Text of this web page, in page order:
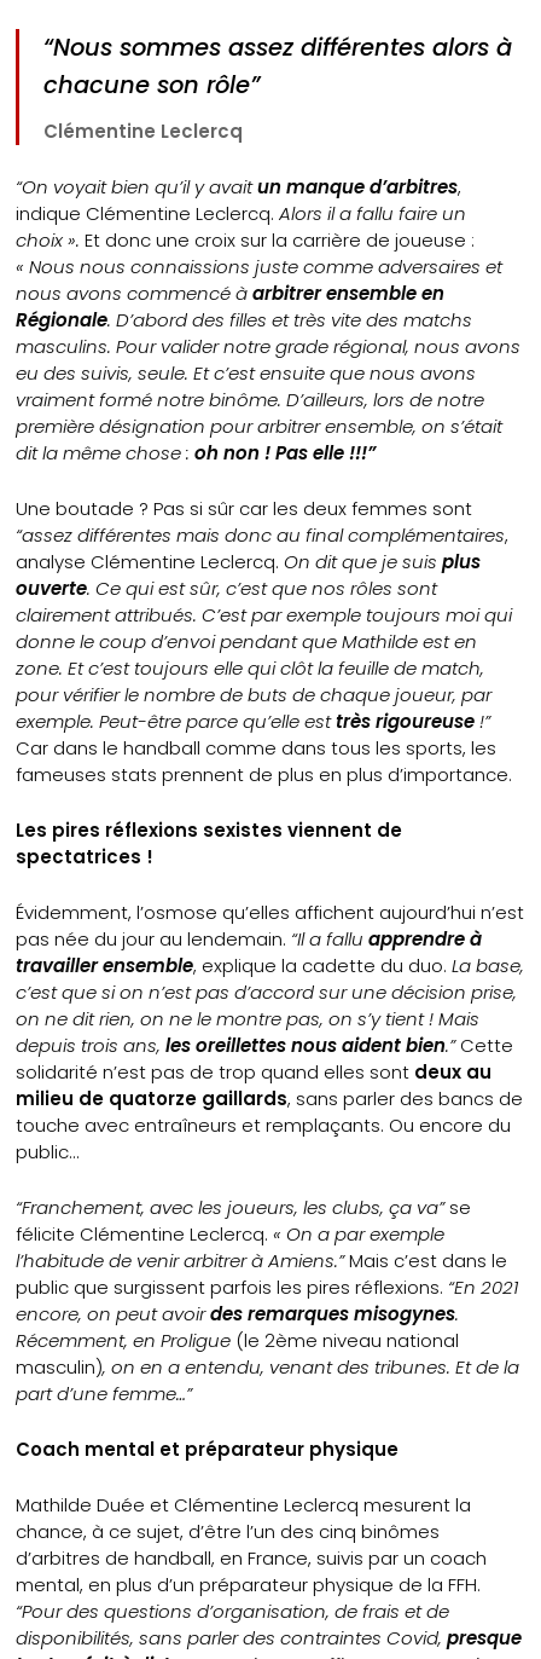
“Nous sommes assez différentes alors à
chacune son rôle”
Clémentine Leclercq
“On voyait bien qu’il y avaitun manque d’arbitres,
indique Clémentine Leclercq.Alors il a fallu faire un
choix ». Et donc une croix sur la carrière de joueuse :
« Nous nous connaissions juste comme adversaires et
nous avons commencé àarbitrer ensemble en
Régionale. D’abord des filles et très vite des matchs
masculins. Pour valider notre grade régional, nous avons
eu des suivis, seule. Et c’est ensuite que nous avons
vraiment formé notre binôme. D’ailleurs, lors de notre
première désignation pour arbitrer ensemble, on s’était
dit la même chose : oh non ! Pas elle !!!”
Une boutade ? Pas si sûr car les deux femmes sont
“assez différentes mais donc au final complémentaires,
analyse Clémentine Leclercq.On dit que je suisplus
ouverte. Ce qui est sûr, c’est que nos rôles sont
clairement attribués. C’est par exemple toujours moi qui
donne le coup d’envoi pendant que Mathilde est en
zone. Et c’est toujours elle qui clôt la feuille de match,
pour vérifier le nombre de buts de chaque joueur, par
exemple. Peut-être parce qu’elle esttrès rigoureuse!”
Car dans le handball comme dans tous les sports, les
fameuses stats prennent de plus en plus d’importance.
Les pires réflexions sexistes viennent de
spectatrices !
Évidemment, l’osmose qu’elles affichent aujourd’hui n’est
pas née du jour au lendemain. “Il a falluapprendre à
travailler ensemble, explique la cadette du duo.La base,
c’est que si on n’est pas d’accord sur une décision prise,
on ne dit rien, on ne le montre pas, on s’y tient ! Mais
depuis trois ans,les oreillettes nous aident bien.”Cette
solidarité n’est pas de trop quand elles sont deux au
milieu de quatorze gaillards, sans parler des bancs de
touche avec entraîneurs et remplaçants. Ou encore du
public…
“Franchement, avec les joueurs, les clubs, ça va”se
félicite Clémentine Leclercq.« On a par exemple
l’habitude de venir arbitrer à Amiens.”Mais c’est dans le
public que surgissent parfois les pires réflexions. “En 2021
encore, on peut avoirdes remarques misogynes.
Récemment, en Proligue (le 2ème niveau national
masculin), on en a entendu, venant des tribunes. Et de la
part d’une femme…”
Coach mental et préparateur physique
Mathilde Duée et Clémentine Leclercq mesurent la
chance, à ce sujet, d’être l’un des cinq binômes
d’arbitres de handball, en France, suivis par un coach
mental, en plus d’un préparateur physique de la FFH.
“Pour des questions d’organisation, de frais et de
disponibilités, sans parler des contraintes Covid,presque